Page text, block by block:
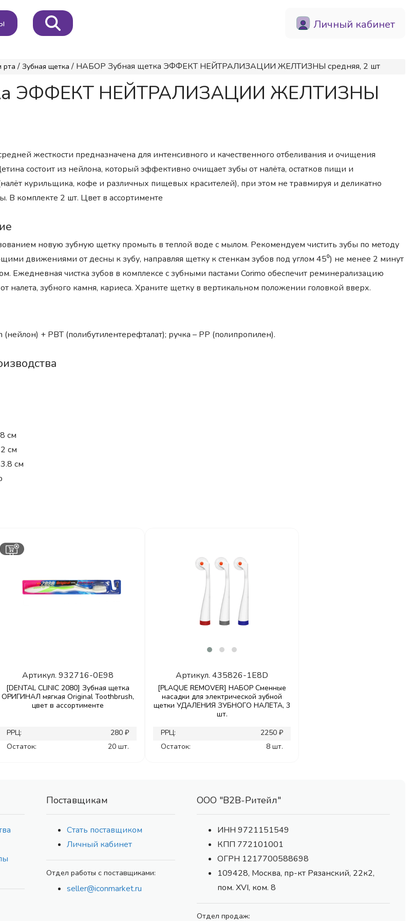
Личный кабинет
рта / Зубная щетка / НАБОР Зубная щетка ЭФФЕКТ НЕЙТРАЛИЗАЦИИ ЖЕЛТИЗНЫ средняя, 2 шт
ЭФФЕКТ НЕЙТРАЛИЗАЦИИ ЖЕЛТИЗНЫ
жесткости предназначена для интенсивного и качественного отбеливания и очищения
состоит из нейлона, который эффективно очищает зубы от налёта, остатков пищи и
курильщика, кофе и различных пищевых красителей), при этом не травмируя и деликатно
В комплекте 2 шт. Цвет в ассортименте
новую зубную щетку промыть в теплой воде с мылом. Рекомендуем чистить зубы по методу
движениями от десны к зубу, направляя щетку к стенкам зубов под углом 45⁰) не менее 2 минут
Ежедневная чистка зубов в комплексе с зубными пастами Corimo обеспечит реминерализацию
налета, зубного камня, кариеса. Храните щетку в вертикальном положении головкой вверх.
+ PBT (полибутилентерефталат); ручка – PP (полипропилен).
см
см
см
Артикул. 932716-0E98
[DENTAL CLINIC 2080] Зубная щетка
ОРИГИНАЛ мягкая Original Toothbrush,
цвет в ассортименте
РРЦ:
280 ₽
Остаток:
20 шт.
Артикул. 435826-1E8D
[PLAQUE REMOVER] НАБОР Сменные
насадки для электрической зубной
щетки УДАЛЕНИЯ ЗУБНОГО НАЛЕТА, 3
шт.
РРЦ:
2250 ₽
Остаток:
8 шт.
Поставщикам
Стать поставщиком
Личный кабинет
Отдел работы с поставщиками:
seller@iconmarket.ru
ООО "В2В-Ритейл"
ИНН 9721151549
КПП 772101001
ОГРН 1217700588698
109428, Москва, пр-кт Рязанский, 22к2,
пом. XVI, ком. 8
Отдел продаж: